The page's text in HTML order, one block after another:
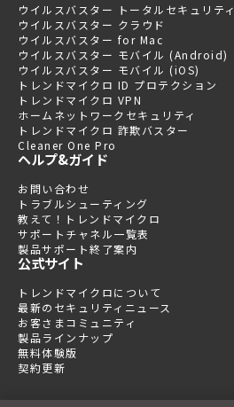
ウイルスバスター トータルセキュリティ
ウイルスバスター クラウド
ウイルスバスター for Mac
ウイルスバスター モバイル (Android)
ウイルスバスター モバイル (iOS)
トレンドマイクロ ID プロテクション
トレンドマイクロ VPN
ホームネットワークセキュリティ
トレンドマイクロ 詐欺バスター
Cleaner One Pro
ヘルプ&ガイド
お問い合わせ
トラブルシューティング
教えて！トレンドマイクロ
サポートチャネル一覧表
製品サポート終了案内
公式サイト
トレンドマイクロについて
最新のセキュリティニュース
お客さまコミュニティ
製品ラインナップ
無料体験版
契約更新